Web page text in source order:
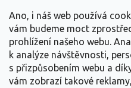
Ano, i náš web používá
vám budeme moct
prohlížení našeho webu.
k analýze návštěvnosti,
s přizpůsobením webu a
vám zobrazí takové
od 69 Kč/ ks
0,8 m. Růst je ploše kulovitý až...